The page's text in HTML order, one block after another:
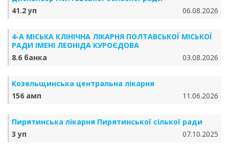
41.2 уп
06.08.2026
4-А МІСЬКА КЛІНІЧНА ЛІКАРНЯ ПОЛТАВСЬКОЇ МІСЬКОЇ
РАДИ ІМЕНІ ЛЕОНІДА КУРОЄДОВА
8.6 банка
03.08.2026
Козельщинська центральна лікарня
156 амп
11.06.2026
Пирятинська лікарня Пирятинської сілької ради
3 уп
07.10.2025